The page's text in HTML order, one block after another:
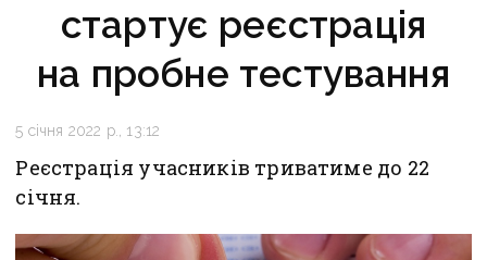
стартує реєстрація
на пробне тестування
5 січня 2022 р., 13:12
Реєстрація учасників триватиме до 22
січня.